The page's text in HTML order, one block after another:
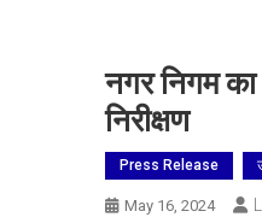
नगर निगम
निरीक्षण
Press Release
May 16, 2024